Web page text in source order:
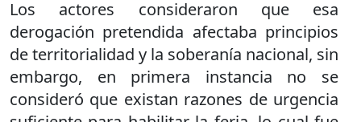
Los actores consideraron que esa
derogación pretendida afectaba principios
de territorialidad y la soberanía nacional, sin
embargo, en primera instancia no se
consideró que existan razones de urgencia